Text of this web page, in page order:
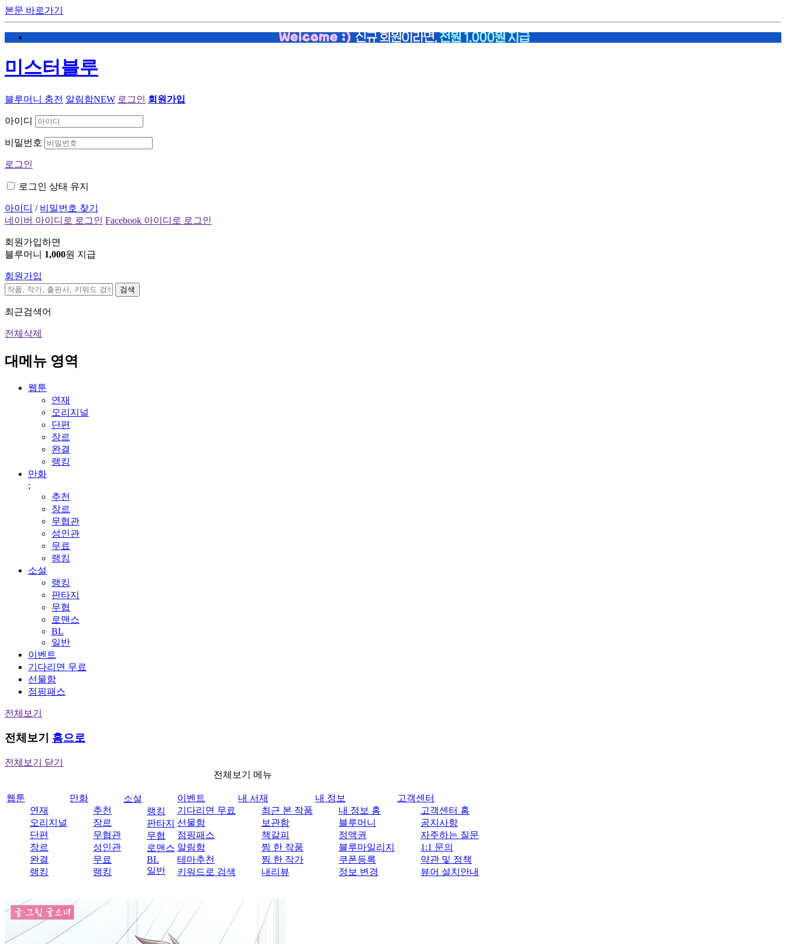
본문 바로가기
미스터블루
블루머니 충전 알림함NEW 로그인 회원가입
아이디
비밀번호
로그인
로그인 상태 유지
아이디 / 비밀번호 찾기
네이버 아이디로 로그인 Facebook 아이디로 로그인
회원가입하면
블루머니 1,000원 지급
회원가입
검색
최근검색어
전체삭제
대메뉴 영역
웹툰
연재
오리지널
단편
장르
완결
랭킹
만화
;
추천
장르
무협관
성인관
무료
랭킹
소설
랭킹
판타지
무협
로맨스
BL
일반
이벤트
기다리면 무료
선물함
점핑패스
전체보기
전체보기 홈으로
전체보기 닫기
전체보기 메뉴
웹툰
연재
오리지널
단편
장르
완결
랭킹
만화
추천
장르
무협관
성인관
무료
랭킹
소설
랭킹
판타지
무협
로맨스
BL
일반
이벤트
기다리면 무료
선물함
점핑패스
알림함
테마추천
키워드로 검색
내 서재
최근 본 작품
보관함
책갈피
찜 한 작품
찜 한 작가
내리뷰
내 정보
내 정보 홈
블루머니
정액권
블루마일리지
쿠폰등록
정보 변경
고객센터
고객센터 홈
공지사항
자주하는 질문
1:1 문의
약관 및 정책
뷰어 설치안내